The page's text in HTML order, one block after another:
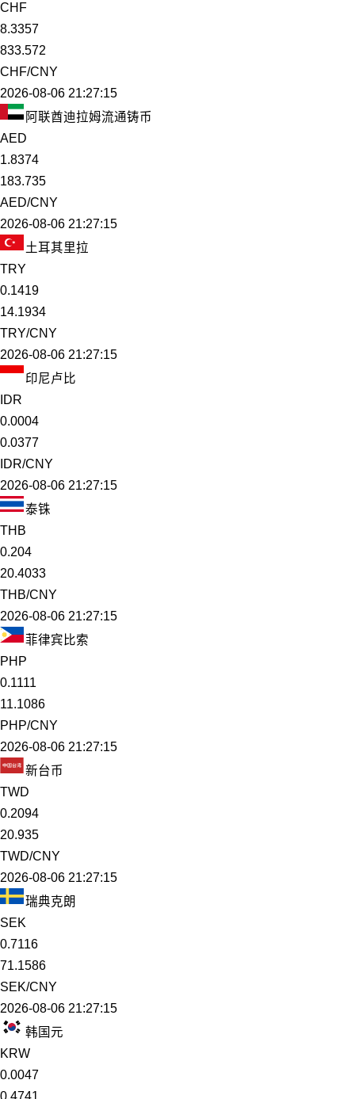
CHF
8.3357
833.572
CHF/CNY
2026-08-06 21:27:15
阿联酋迪拉姆流通铸币
AED
1.8374
183.735
AED/CNY
2026-08-06 21:27:15
土耳其里拉
TRY
0.1419
14.1934
TRY/CNY
2026-08-06 21:27:15
印尼卢比
IDR
0.0004
0.0377
IDR/CNY
2026-08-06 21:27:15
泰铢
THB
0.204
20.4033
THB/CNY
2026-08-06 21:27:15
菲律宾比索
PHP
0.1111
11.1086
PHP/CNY
2026-08-06 21:27:15
新台币
TWD
0.2094
20.935
TWD/CNY
2026-08-06 21:27:15
瑞典克朗
SEK
0.7116
71.1586
SEK/CNY
2026-08-06 21:27:15
韩国元
KRW
0.0047
0.4741